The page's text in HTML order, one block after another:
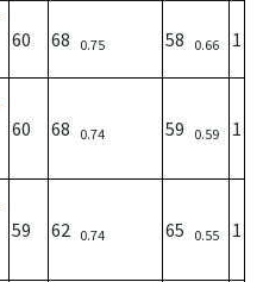
60 68 0.75 58 0.66 1
60 68 0.74 59 0.59 1
59 62 0.74 65 0.55 1